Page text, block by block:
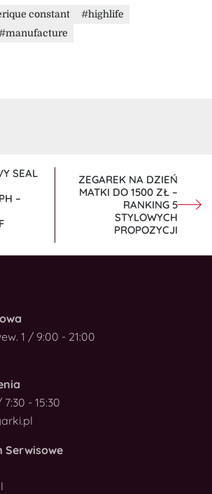
constant
highlife
manufacture
SEAL
–
ZEGAREK NA DZIEŃ
MATKI DO 1500 ZŁ –
RANKING 5
STYLOWYCH
PROPOZYCJI
1 / 9:00 - 21:00
- 15:30
Serwisowe